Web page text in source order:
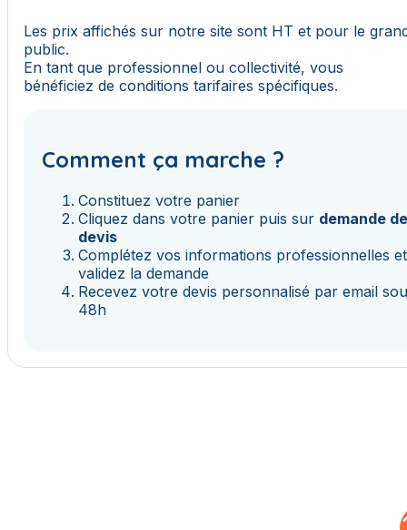
Les prix affichés sur notre site sont HT et pour le
public.
En tant que professionnel ou collectivité, vous
bénéficiez de conditions tarifaires spécifiques.
Comment ça marche ?
Constituez votre panier
Cliquez dans votre panier puis sur demande
devis
Complétez vos informations professionnelles et
validez la demande
Recevez votre devis personnalisé par email
48h